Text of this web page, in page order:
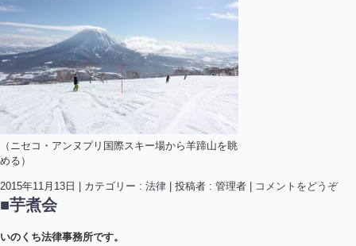
（ニセコ・アンヌプリ国際スキー場から羊蹄山を眺
める）
2015年11月13日 カテゴリー : 法律 投稿者 : 管理者 コメントをどうぞ
■芋煮会
いのくち法律事務所です。